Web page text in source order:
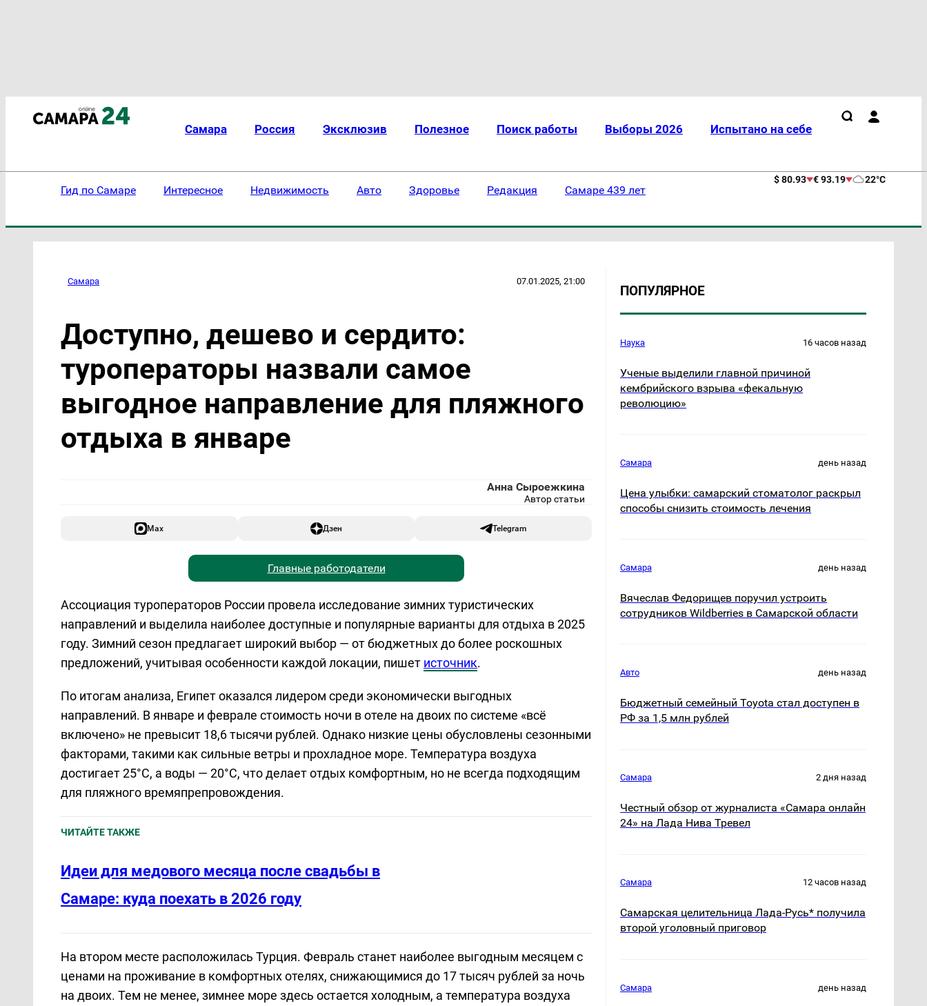
Самара Россия Эксклюзив Полезное Поиск работы Выборы 2026 Испытано на себе
Гид по Самаре Интересное Недвижимость Авто Здоровье Редакция Самаре 439 лет
$ 80.93 € 93.19 22°C
Самара 07.01.2025, 21:00
Доступно, дешево и сердито:
туроператоры назвали самое
выгодное направление для пляжного
отдыха в январе
Анна Сыроежкина
Автор статьи
Max Дзен Telegram
Главные работодатели
Ассоциация туроператоров России провела исследование зимних туристических
направлений и выделила наиболее доступные и популярные варианты для отдыха в 2025
году. Зимний сезон предлагает широкий выбор — от бюджетных до более роскошных
предложений, учитывая особенности каждой локации, пишет источник.
По итогам анализа, Египет оказался лидером среди экономически выгодных
направлений. В январе и феврале стоимость ночи в отеле на двоих по системе «всё
включено» не превысит 18,6 тысячи рублей. Однако низкие цены обусловлены сезонными
факторами, такими как сильные ветры и прохладное море. Температура воздуха
достигает 25°C, а воды — 20°C, что делает отдых комфортным, но не всегда подходящим
для пляжного времяпрепровождения.
ЧИТАЙТЕ ТАКЖЕ
Идеи для медового месяца после свадьбы в
Самаре: куда поехать в 2026 году
На втором месте расположилась Турция. Февраль станет наиболее выгодным месяцем с
ценами на проживание в комфортных отелях, снижающимися до 17 тысяч рублей за ночь
на двоих. Тем не менее, зимнее море здесь остается холодным, а температура воздуха
ПОПУЛЯРНОЕ
Наука 16 часов назад
Ученые выделили главной причиной
кембрийского взрыва «фекальную
революцию»
Самара день назад
Цена улыбки: самарский стоматолог раскрыл
способы снизить стоимость лечения
Самара день назад
Вячеслав Федорищев поручил устроить
сотрудников Wildberries в Самарской области
Авто день назад
Бюджетный семейный Toyota стал доступен в
РФ за 1,5 млн рублей
Самара 2 дня назад
Честный обзор от журналиста «Самара онлайн
24» на Лада Нива Тревел
Самара 12 часов назад
Самарская целительница Лада-Русь* получила
второй уголовный приговор
Самара день назад